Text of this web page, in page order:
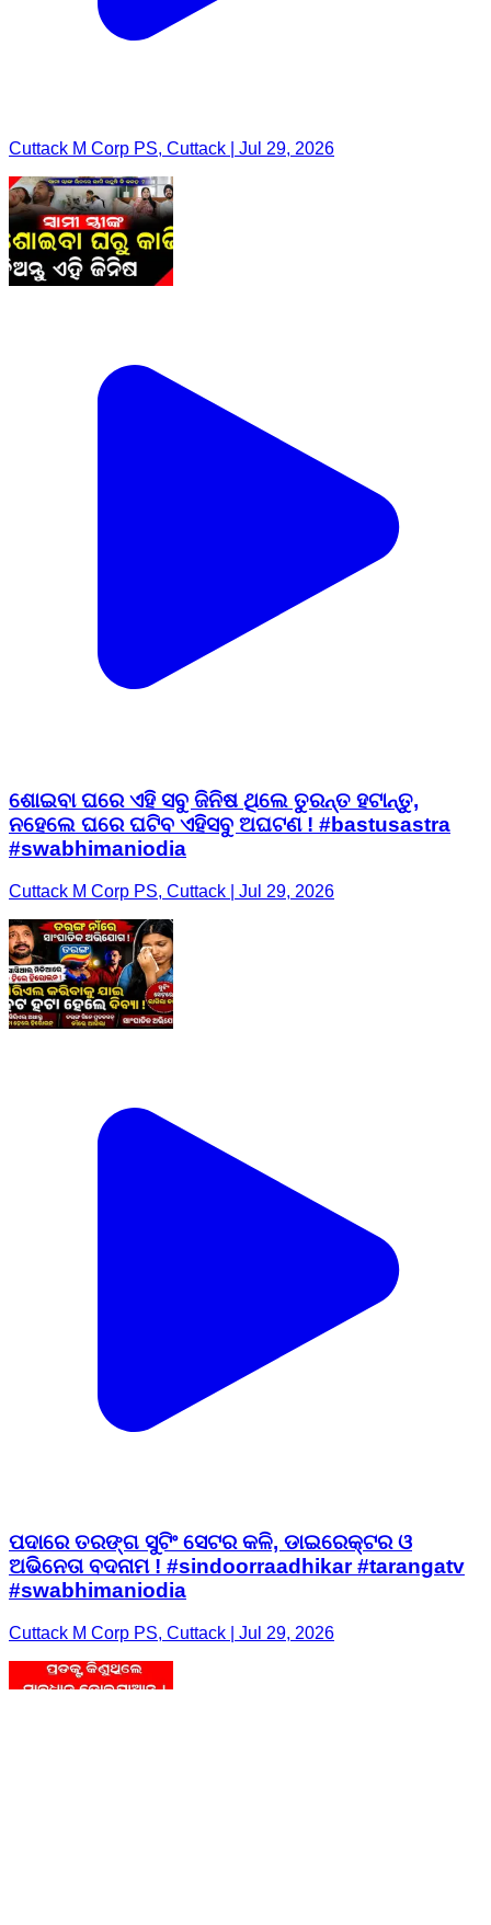
Cuttack M Corp PS, Cuttack | Jul 29, 2026
ଶୋଇବା ଘରେ ଏହି ସବୁ ଜିନିଷ ଥିଲେ ତୁରନ୍ତ ହଟାନ୍ତୁ,
ନହେଲେ ଘରେ ଘଟିବ ଏହିସବୁ ଅଘଟଣ ! #bastusastra
#swabhimaniodia
Cuttack M Corp PS, Cuttack | Jul 29, 2026
ପଦାରେ ତରଙ୍ଗ ସୁଟିଂ ସେଟର କଳି, ଡାଇରେକ୍ଟର ଓ
ଅଭିନେତା ବଦନାମ ! #sindoorraadhikar #tarangatv
#swabhimaniodia
Cuttack M Corp PS, Cuttack | Jul 29, 2026